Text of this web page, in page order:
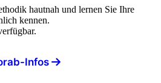
hautnah und lernen Sie Ihre
kennen.
Infos